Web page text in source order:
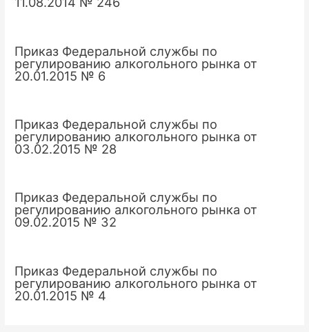
Приказ Федеральной службы по
регулированию алкогольного рынка от
20.01.2015 № 6
Приказ Федеральной службы по
регулированию алкогольного рынка от
03.02.2015 № 28
Приказ Федеральной службы по
регулированию алкогольного рынка от
09.02.2015 № 32
Приказ Федеральной службы по
регулированию алкогольного рынка от
20.01.2015 № 4